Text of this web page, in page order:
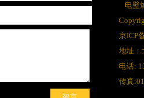
电壁
京ICP
地址：
电话:
传真